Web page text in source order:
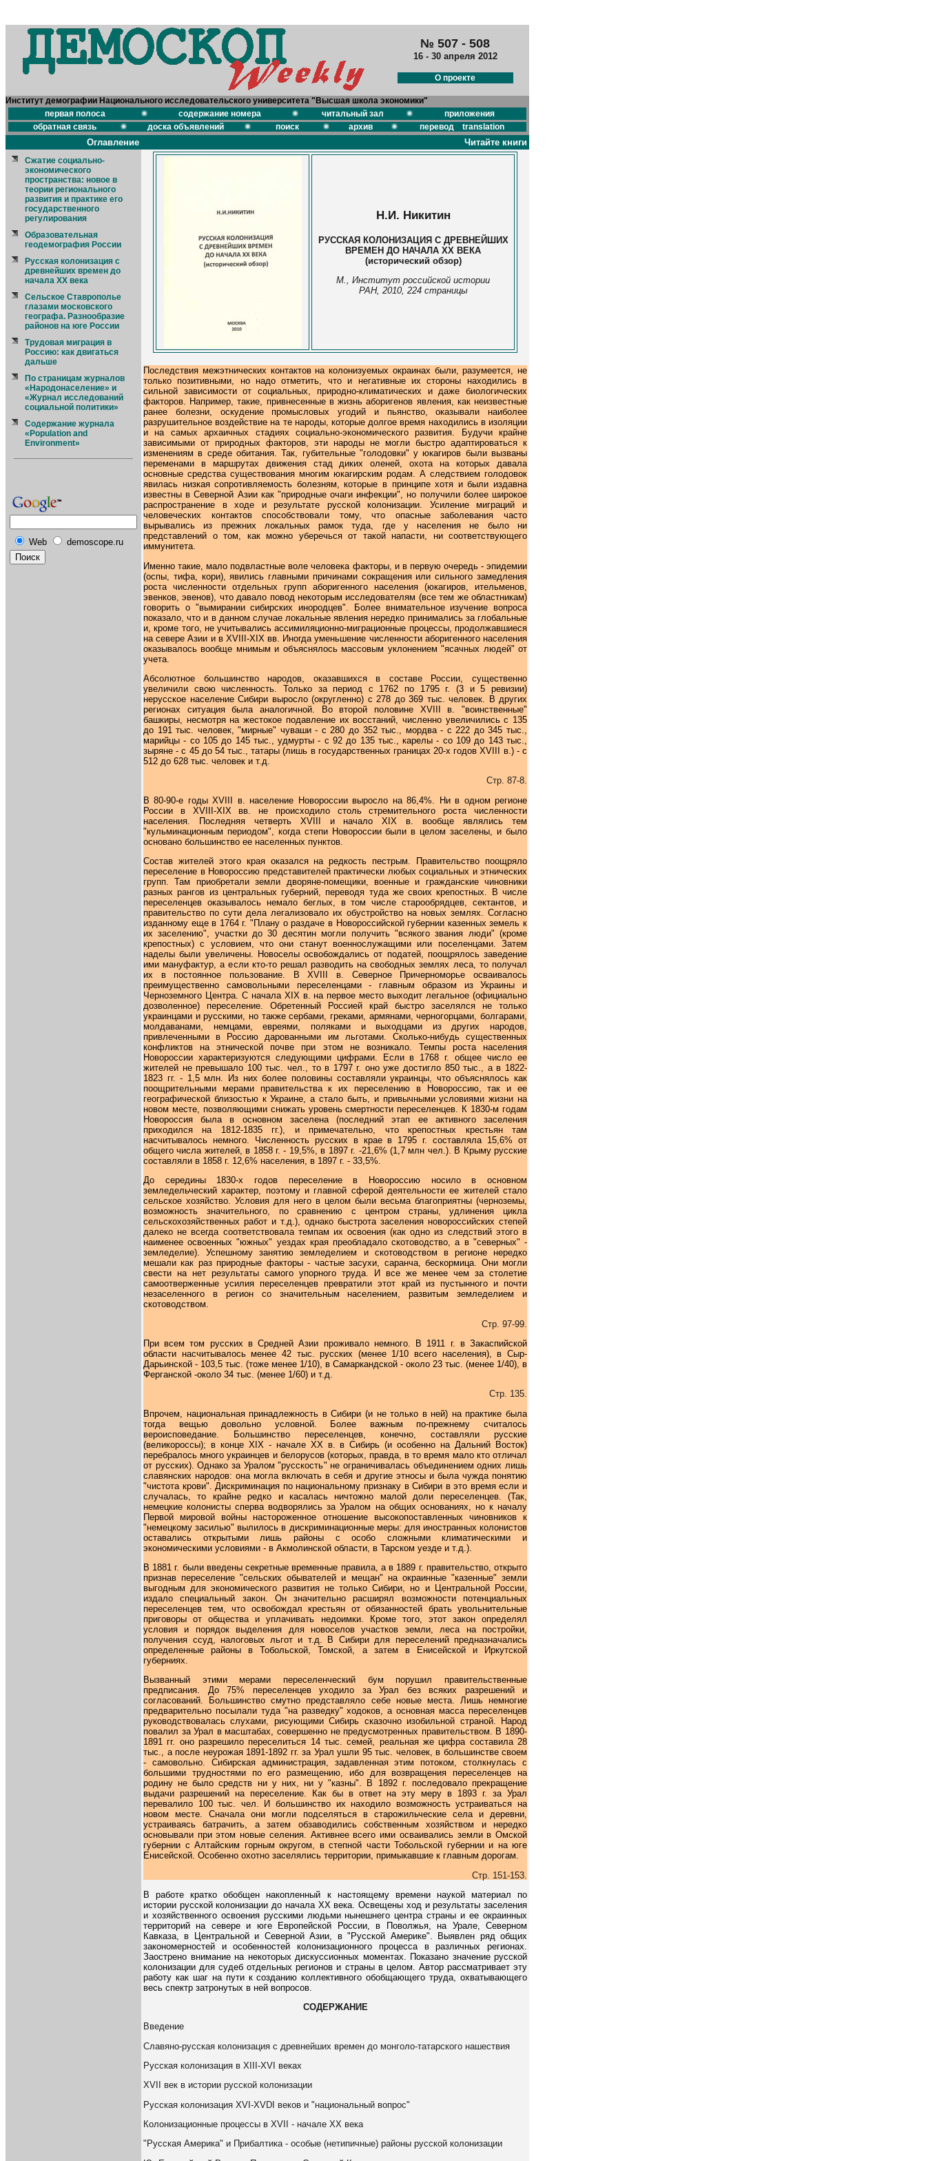
№ 507 - 508
16 - 30 апреля 2012
О проекте
Институт демографии Национального исследовательского университета "Высшая школа экономики"
первая полоса
содержание номера читальный зал
приложения
обратная связь
доска объявлений поиск архив перевод translation
Оглавление Читайте книги
Сжатие социально-
экономического
пространства: новое в
теории регионального
развития и практике его
государственного
регулирования
Образовательная
геодемография России
Русская колонизация с
древнейших времен до
начала XX века
Сельское Ставрополье
глазами московского
географа. Разнообразие
районов на юге России
Трудовая миграция в
Россию: как двигаться
дальше
По страницам журналов
«Народонаселение» и
«Журнал исследований
социальной политики»
Содержание журнала
«Population and
Environment»
Web demoscope.ru
Н.И. Никитин
РУССКАЯ КОЛОНИЗАЦИЯ С ДРЕВНЕЙШИХ
ВРЕМЕН ДО НАЧАЛА XX ВЕКА
(исторический обзор)
М., Институт российской истории
РАН, 2010, 224 страницы
Последствия межэтнических контактов на колонизуемых окраинах были, разумеется, не
только позитивными, но надо отметить, что и негативные их стороны находились в
сильной зависимости от социальных, природно-климатических и даже биологических
факторов. Например, такие, привнесенные в жизнь аборигенов явления, как неизвестные
ранее болезни, оскудение промысловых угодий и пьянство, оказывали наиболее
разрушительное воздействие на те народы, которые долгое время находились в изоляции
и на самых архаичных стадиях социально-экономического развития. Будучи крайне
зависимыми от природных факторов, эти народы не могли быстро адаптироваться к
изменениям в среде обитания. Так, губительные "голодовки" у юкагиров были вызваны
переменами в маршрутах движения стад диких оленей, охота на которых давала
основные средства существования многим юкагирским родам. А следствием голодовок
явилась низкая сопротивляемость болезням, которые в принципе хотя и были издавна
известны в Северной Азии как "природные очаги инфекции", но получили более широкое
распространение в ходе и результате русской колонизации. Усиление миграций и
человеческих контактов способствовали тому, что опасные заболевания часто
вырывались из прежних локальных рамок туда, где у населения не было ни
представлений о том, как можно уберечься от такой напасти, ни соответствующего
иммунитета.
Именно такие, мало подвластные воле человека факторы, и в первую очередь - эпидемии
(оспы, тифа, кори), явились главными причинами сокращения или сильного замедления
роста численности отдельных групп аборигенного населения (юкагиров, ительменов,
эвенков, эвенов), что давало повод некоторым исследователям (все тем же областникам)
говорить о "вымирании сибирских инородцев". Более внимательное изучение вопроса
показало, что и в данном случае локальные явления нередко принимались за глобальные
и, кроме того, не учитывались ассимиляционно-миграционные процессы, продолжавшиеся
на севере Азии и в XVIII-XIX вв. Иногда уменьшение численности аборигенного населения
оказывалось вообще мнимым и объяснялось массовым уклонением "ясачных людей" от
учета.
Абсолютное большинство народов, оказавшихся в составе России, существенно
увеличили свою численность. Только за период с 1762 по 1795 г. (3 и 5 ревизии)
нерусское население Сибири выросло (округленно) с 278 до 369 тыс. человек. В других
регионах ситуация была аналогичной. Во второй половине XVIII в. "воинственные"
башкиры, несмотря на жестокое подавление их восстаний, численно увеличились с 135
до 191 тыс. человек, "мирные" чуваши - с 280 до 352 тыс., мордва - с 222 до 345 тыс.,
марийцы - со 105 до 145 тыс., удмурты - с 92 до 135 тыс., карелы - со 109 до 143 тыс.,
зыряне - с 45 до 54 тыс., татары (лишь в государственных границах 20-х годов XVIII в.) - с
512 до 628 тыс. человек и т.д.
Стр. 87-8.
В 80-90-е годы XVIII в. население Новороссии выросло на 86,4%. Ни в одном регионе
России в XVIII-XIX вв. не происходило столь стремительного роста численности
населения. Последняя четверть XVIII и начало XIX в. вообще являлись тем
"кульминационным периодом", когда степи Новороссии были в целом заселены, и было
основано большинство ее населенных пунктов.
Состав жителей этого края оказался на редкость пестрым. Правительство поощряло
переселение в Новороссию представителей практически любых социальных и этнических
групп. Там приобретали земли дворяне-помещики, военные и гражданские чиновники
разных рангов из центральных губерний, переводя туда же своих крепостных. В числе
переселенцев оказывалось немало беглых, в том числе старообрядцев, сектантов, и
правительство по сути дела легализовало их обустройство на новых землях. Согласно
изданному еще в 1764 г. "Плану о раздаче в Новороссийской губернии казенных земель к
их заселению", участки до 30 десятин могли получить "всякого звания люди" (кроме
крепостных) с условием, что они станут военнослужащими или поселенцами. Затем
наделы были увеличены. Новоселы освобождались от податей, поощрялось заведение
ими мануфактур, а если кто-то решал разводить на свободных землях леса, то получал
их в постоянное пользование. В XVIII в. Северное Причерноморье осваивалось
преимущественно самовольными переселенцами - главным образом из Украины и
Черноземного Центра. С начала XIX в. на первое место выходит легальное (официально
дозволенное) переселение. Обретенный Россией край быстро заселялся не только
украинцами и русскими, но также сербами, греками, армянами, черногорцами, болгарами,
молдаванами, немцами, евреями, поляками и выходцами из других народов,
привлеченными в Россию дарованными им льготами. Сколько-нибудь существенных
конфликтов на этнической почве при этом не возникало. Темпы роста населения
Новороссии характеризуются следующими цифрами. Если в 1768 г. общее число ее
жителей не превышало 100 тыс. чел., то в 1797 г. оно уже достигло 850 тыс., а в 1822-
1823 гг. - 1,5 млн. Из них более половины составляли украинцы, что объяснялось как
поощрительными мерами правительства к их переселению в Новороссию, так и ее
географической близостью к Украине, а стало быть, и привычными условиями жизни на
новом месте, позволяющими снижать уровень смертности переселенцев. К 1830-м годам
Новороссия была в основном заселена (последний этап ее активного заселения
приходился на 1812-1835 гг.), и примечательно, что крепостных крестьян там
насчитывалось немного. Численность русских в крае в 1795 г. составляла 15,6% от
общего числа жителей, в 1858 г. - 19,5%, в 1897 г. -21,6% (1,7 млн чел.). В Крыму русские
составляли в 1858 г. 12,6% населения, в 1897 г. - 33,5%.
До середины 1830-х годов переселение в Новороссию носило в основном
земледельческий характер, поэтому и главной сферой деятельности ее жителей стало
сельское хозяйство. Условия для него в целом были весьма благоприятны (черноземы,
возможность значительного, по сравнению с центром страны, удлинения цикла
сельскохозяйственных работ и т.д.), однако быстрота заселения новороссийских степей
далеко не всегда соответствовала темпам их освоения (как одно из следствий этого в
наименее освоенных "южных" уездах края преобладало скотоводство, а в "северных" -
земледелие). Успешному занятию земледелием и скотоводством в регионе нередко
мешали как раз природные факторы - частые засухи, саранча, бескормица. Они могли
свести на нет результаты самого упорного труда. И все же менее чем за столетие
самоотверженные усилия переселенцев превратили этот край из пустынного и почти
незаселенного в регион со значительным населением, развитым земледелием и
скотоводством.
Стр. 97-99.
При всем том русских в Средней Азии проживало немного. В 1911 г. в Закаспийской
области насчитывалось менее 42 тыс. русских (менее 1/10 всего населения), в Сыр-
Дарьинской - 103,5 тыс. (тоже менее 1/10), в Самаркандской - около 23 тыс. (менее 1/40), в
Ферганской -около 34 тыс. (менее 1/60) и т.д.
Стр. 135.
Впрочем, национальная принадлежность в Сибири (и не только в ней) на практике была
тогда вещью довольно условной. Более важным по-прежнему считалось
вероисповедание. Большинство переселенцев, конечно, составляли русские
(великороссы); в конце XIX - начале XX в. в Сибирь (и особенно на Дальний Восток)
перебралось много украинцев и белорусов (которых, правда, в то время мало кто отличал
от русских). Однако за Уралом "русскость" не ограничивалась объединением одних лишь
славянских народов: она могла включать в себя и другие этносы и была чужда понятию
"чистота крови". Дискриминация по национальному признаку в Сибири в это время если и
случалась, то крайне редко и касалась ничтожно малой доли переселенцев. (Так,
немецкие колонисты сперва водворялись за Уралом на общих основаниях, но к началу
Первой мировой войны настороженное отношение высокопоставленных чиновников к
"немецкому засилью" вылилось в дискриминационные меры: для иностранных колонистов
оставались открытыми лишь районы с особо сложными климатическими и
экономическими условиями - в Акмолинской области, в Тарском уезде и т.д.).
В 1881 г. были введены секретные временные правила, а в 1889 г. правительство, открыто
признав переселение "сельских обывателей и мещан" на окраинные "казенные" земли
выгодным для экономического развития не только Сибири, но и Центральной России,
издало специальный закон. Он значительно расширял возможности потенциальных
переселенцев тем, что освобождал крестьян от обязанностей брать увольнительные
приговоры от общества и уплачивать недоимки. Кроме того, этот закон определял
условия и порядок выделения для новоселов участков земли, леса на постройки,
получения ссуд, налоговых льгот и т.д. В Сибири для переселений предназначались
определенные районы в Тобольской, Томской, а затем в Енисейской и Иркутской
губерниях.
Вызванный этими мерами переселенческий бум порушил правительственные
предписания. До 75% переселенцев уходило за Урал без всяких разрешений и
согласований. Большинство смутно представляло себе новые места. Лишь немногие
предварительно посылали туда "на разведку" ходоков, а основная масса переселенцев
руководствовалась слухами, рисующими Сибирь сказочно изобильной страной. Народ
повалил за Урал в масштабах, совершенно не предусмотренных правительством. В 1890-
1891 гг. оно разрешило переселиться 14 тыс. семей, реальная же цифра составила 28
тыс., а после неурожая 1891-1892 гг. за Урал ушли 95 тыс. человек, в большинстве своем
- самовольно. Сибирская администрация, задавленная этим потоком, столкнулась с
большими трудностями по его размещению, ибо для возвращения переселенцев на
родину не было средств ни у них, ни у "казны". В 1892 г. последовало прекращение
выдачи разрешений на переселение. Как бы в ответ на эту меру в 1893 г. за Урал
перевалило 100 тыс. чел. И большинство их находило возможность устраиваться на
новом месте. Сначала они могли подселяться в старожильческие села и деревни,
устраиваясь батрачить, а затем обзаводились собственным хозяйством и нередко
основывали при этом новые селения. Активнее всего ими осваивались земли в Омской
губернии с Алтайским горным округом, в степной части Тобольской губернии и на юге
Енисейской. Особенно охотно заселялись территории, примыкавшие к главным дорогам.
Стр. 151-153.
В работе кратко обобщен накопленный к настоящему времени наукой материал по
истории русской колонизации до начала XX века. Освещены ход и результаты заселения
и хозяйственного освоения русскими людьми нынешнего центра страны и ее окраинных
территорий на севере и юге Европейской России, в Поволжья, на Урале, Северном
Кавказа, в Центральной и Северной Азии, в "Русской Америке". Выявлен ряд общих
закономерностей и особенностей колонизационного процесса в различных регионах.
Заострено внимание на некоторых дискуссионных моментах. Показано значение русской
колонизации для судеб отдельных регионов и страны в целом. Автор рассматривает эту
работу как шаг на пути к созданию коллективного обобщающего труда, охватывающего
весь спектр затронутых в ней вопросов.
СОДЕРЖАНИЕ
Введение
Славяно-русская колонизация с древнейших времен до монголо-татарского нашествия
Русская колонизация в XIII-XVI веках
XVII век в истории русской колонизации
Русская колонизация XVI-XVDI веков и "национальный вопрос"
Колонизационные процессы в XVII - начале XX века
"Русская Америка" и Прибалтика - особые (нетипичные) районы русской колонизации